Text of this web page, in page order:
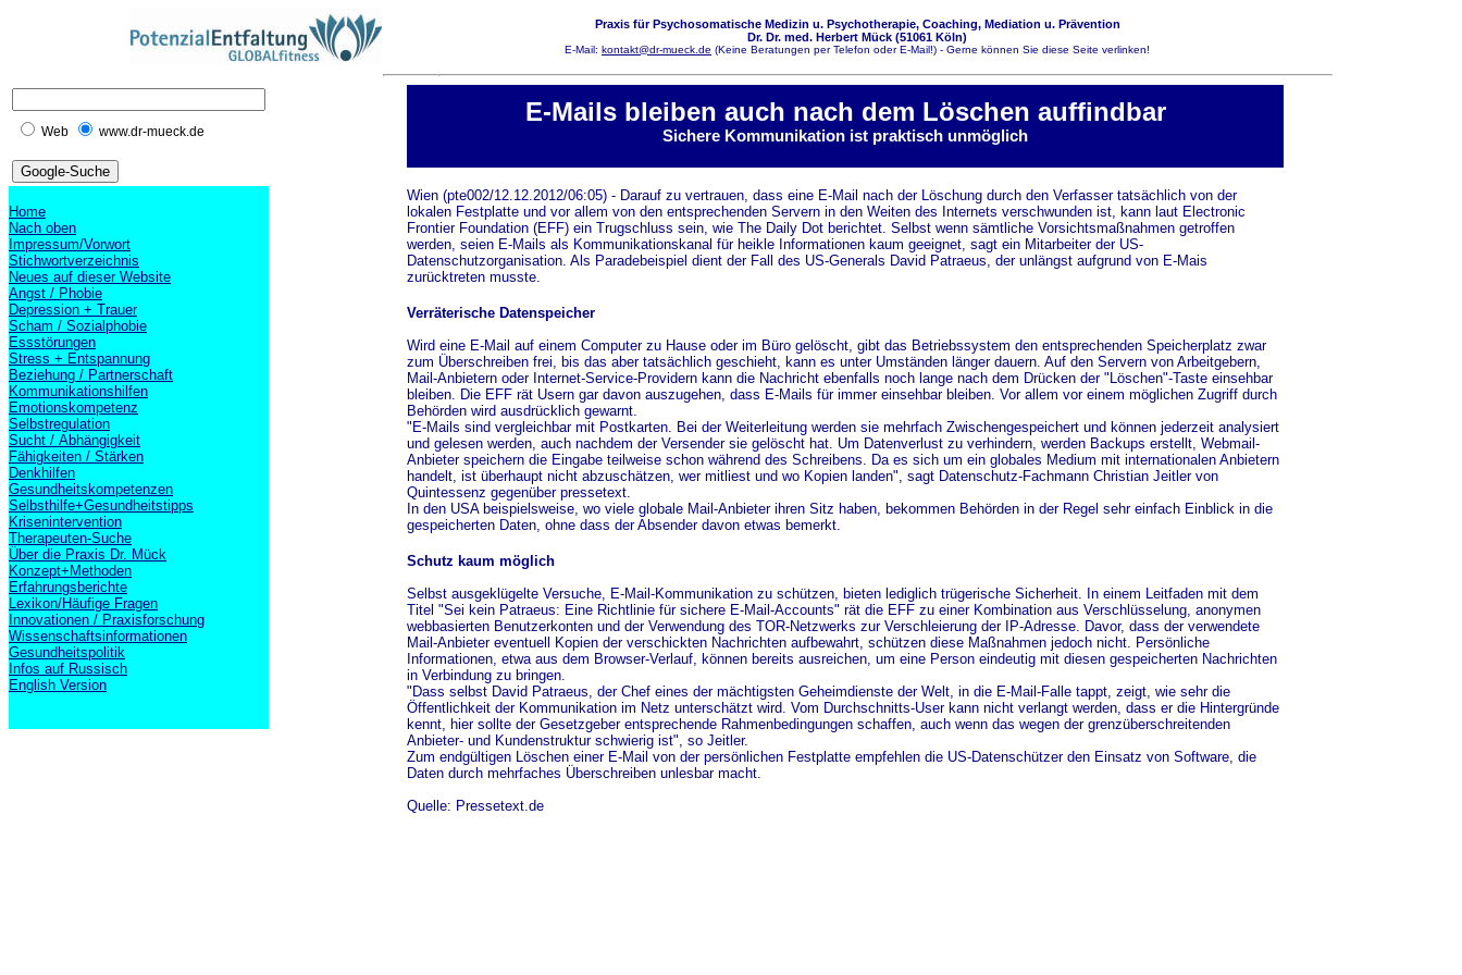
Praxis für Psychosomatische Medizin u. Psychotherapie, Coaching, Mediation u. Prävention
Dr. Dr. med. Herbert Mück (51061 Köln)
E-Mail: kontakt@dr-mueck.de (Keine Beratungen per Telefon oder E-Mail!) - Gerne können Sie diese Seite verlinken!
Web www.dr-mueck.de
Home
Nach oben
Impressum/Vorwort
Stichwortverzeichnis
Neues auf dieser Website
Angst / Phobie
Depression + Trauer
Scham / Sozialphobie
Essstörungen
Stress + Entspannung
Beziehung / Partnerschaft
Kommunikationshilfen
Emotionskompetenz
Selbstregulation
Sucht / Abhängigkeit
Fähigkeiten / Stärken
Denkhilfen
Gesundheitskompetenzen
Selbsthilfe+Gesundheitstipps
Krisenintervention
Therapeuten-Suche
Über die Praxis Dr. Mück
Konzept+Methoden
Erfahrungsberichte
Lexikon/Häufige Fragen
Innovationen / Praxisforschung
Wissenschaftsinformationen
Gesundheitspolitik
Infos auf Russisch
English Version
E-Mails bleiben auch nach dem Löschen auffindbar
Sichere Kommunikation ist praktisch unmöglich
Wien (pte002/12.12.2012/06:05) - Darauf zu vertrauen, dass eine E-Mail nach der Löschung durch den Verfasser tatsächlich von der
lokalen Festplatte und vor allem von den entsprechenden Servern in den Weiten des Internets verschwunden ist, kann laut Electronic
Frontier Foundation (EFF) ein Trugschluss sein, wie The Daily Dot berichtet. Selbst wenn sämtliche Vorsichtsmaßnahmen getroffen
werden, seien E-Mails als Kommunikationskanal für heikle Informationen kaum geeignet, sagt ein Mitarbeiter der US-
Datenschutzorganisation. Als Paradebeispiel dient der Fall des US-Generals David Patraeus, der unlängst aufgrund von E-Mais
zurücktreten musste.
Verräterische Datenspeicher
Wird eine E-Mail auf einem Computer zu Hause oder im Büro gelöscht, gibt das Betriebssystem den entsprechenden Speicherplatz zwar
zum Überschreiben frei, bis das aber tatsächlich geschieht, kann es unter Umständen länger dauern. Auf den Servern von Arbeitgebern,
Mail-Anbietern oder Internet-Service-Providern kann die Nachricht ebenfalls noch lange nach dem Drücken der "Löschen"-Taste einsehbar
bleiben. Die EFF rät Usern gar davon auszugehen, dass E-Mails für immer einsehbar bleiben. Vor allem vor einem möglichen Zugriff durch
Behörden wird ausdrücklich gewarnt.
"E-Mails sind vergleichbar mit Postkarten. Bei der Weiterleitung werden sie mehrfach Zwischengespeichert und können jederzeit analysiert
und gelesen werden, auch nachdem der Versender sie gelöscht hat. Um Datenverlust zu verhindern, werden Backups erstellt, Webmail-
Anbieter speichern die Eingabe teilweise schon während des Schreibens. Da es sich um ein globales Medium mit internationalen Anbietern
handelt, ist überhaupt nicht abzuschätzen, wer mitliest und wo Kopien landen", sagt Datenschutz-Fachmann Christian Jeitler von
Quintessenz gegenüber pressetext.
In den USA beispielsweise, wo viele globale Mail-Anbieter ihren Sitz haben, bekommen Behörden in der Regel sehr einfach Einblick in die
gespeicherten Daten, ohne dass der Absender davon etwas bemerkt.
Schutz kaum möglich
Selbst ausgeklügelte Versuche, E-Mail-Kommunikation zu schützen, bieten lediglich trügerische Sicherheit. In einem Leitfaden mit dem
Titel "Sei kein Patraeus: Eine Richtlinie für sichere E-Mail-Accounts" rät die EFF zu einer Kombination aus Verschlüsselung, anonymen
webbasierten Benutzerkonten und der Verwendung des TOR-Netzwerks zur Verschleierung der IP-Adresse. Davor, dass der verwendete
Mail-Anbieter eventuell Kopien der verschickten Nachrichten aufbewahrt, schützen diese Maßnahmen jedoch nicht. Persönliche
Informationen, etwa aus dem Browser-Verlauf, können bereits ausreichen, um eine Person eindeutig mit diesen gespeicherten Nachrichten
in Verbindung zu bringen.
"Dass selbst David Patraeus, der Chef eines der mächtigsten Geheimdienste der Welt, in die E-Mail-Falle tappt, zeigt, wie sehr die
Öffentlichkeit der Kommunikation im Netz unterschätzt wird. Vom Durchschnitts-User kann nicht verlangt werden, dass er die Hintergründe
kennt, hier sollte der Gesetzgeber entsprechende Rahmenbedingungen schaffen, auch wenn das wegen der grenzüberschreitenden
Anbieter- und Kundenstruktur schwierig ist", so Jeitler.
Zum endgültigen Löschen einer E-Mail von der persönlichen Festplatte empfehlen die US-Datenschützer den Einsatz von Software, die
Daten durch mehrfaches Überschreiben unlesbar macht.
Quelle: Pressetext.de